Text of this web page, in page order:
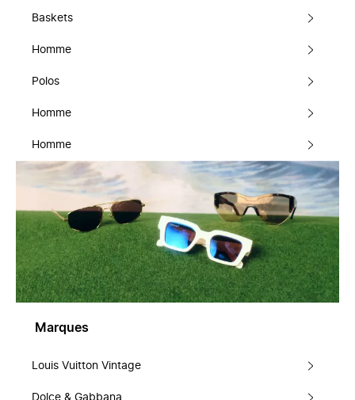
Baskets
Homme
Polos
Homme
Homme
Marques
Louis Vuitton Vintage
Dolce & Gabbana